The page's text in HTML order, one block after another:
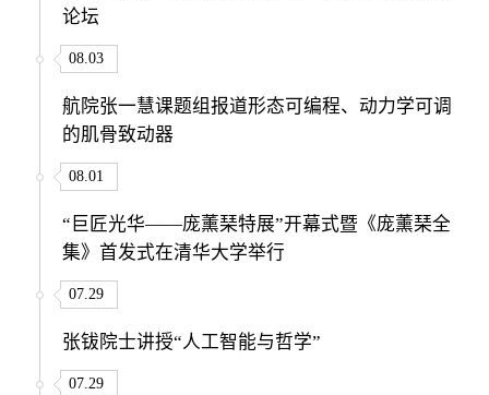
论坛
08.03
航院张一慧课题组报道形态可编程、动力学可调
的肌骨致动器
08.01
“巨匠光华——庞薰琹特展”开幕式暨《庞薰琹全
集》首发式在清华大学举行
07.29
张钹院士讲授“人工智能与哲学”
07.29